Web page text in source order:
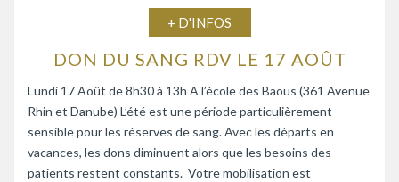
+ D'INFOS
DON DU SANG RDV LE 17 AOÛT
Lundi 17 Août de 8h30 à 13h A l’école des Baous (361 Avenue
Rhin et Danube) L’été est une période particulièrement
sensible pour les réserves de sang. Avec les départs en
vacances, les dons diminuent alors que les besoins des
patients restent constants. Votre mobilisation est